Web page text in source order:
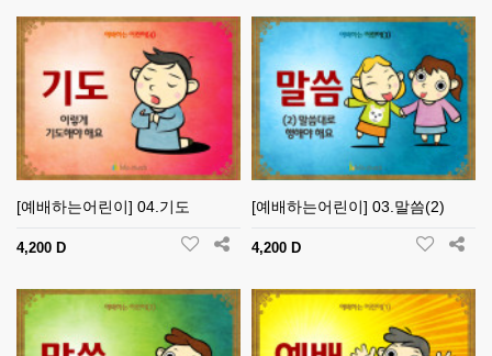
[예배하는어린이] 04.기도
4,200 D
[예배하는어린이] 03.말씀(2)
4,200 D